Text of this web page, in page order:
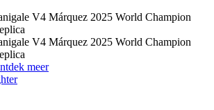
V4 Márquez 2025 World Champion
V4 Márquez 2025 World Champion
meer